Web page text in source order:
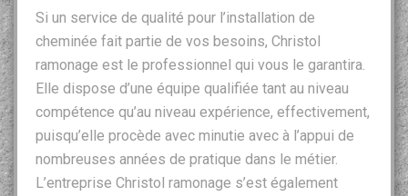
Si un service de qualité pour l’installation de
cheminée fait partie de vos besoins, Christol
ramonage est le professionnel qui vous le garantira.
Elle dispose d’une équipe qualifiée tant au niveau
compétence qu’au niveau expérience, effectivement,
puisqu’elle procède avec minutie avec à l’appui de
nombreuses années de pratique dans le métier.
L’entreprise Christol ramonage s’est également